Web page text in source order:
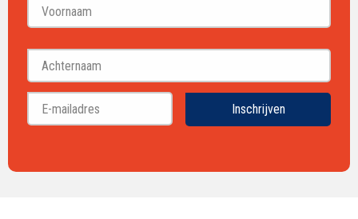
Voornaam
Inschrijven